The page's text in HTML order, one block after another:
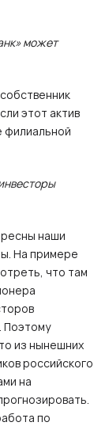
может
этот актив
филиальной
наши
На примере
что там
Поэтому
из нынешних
российского
на
по